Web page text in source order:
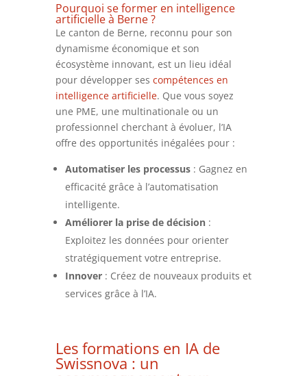
Pourquoi se former en intelligence
artificielle à Berne ?
Le canton de Berne, reconnu pour son
dynamisme économique et son
écosystème innovant, est un lieu idéal
pour développer ses compétences en
intelligence artificielle. Que vous soyez
une PME, une multinationale ou un
professionnel cherchant à évoluer, l’IA
offre des opportunités inégalées pour :
Automatiser les processus: Gagnez en
efficacité grâce à l’automatisation
intelligente.
Améliorer la prise de décision:
Exploitez les données pour orienter
stratégiquement votre entreprise.
Innover: Créez de nouveaux produits et
services grâce à l’IA.
Les formations en IA de
Swissnova : un